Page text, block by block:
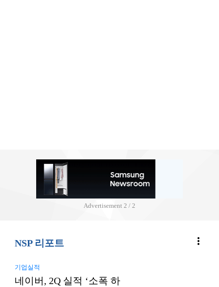
Advertisement 2 / 2
NSP 리포트 more_vert
기업실적
네이버, 2Q 실적 ‘소폭 하